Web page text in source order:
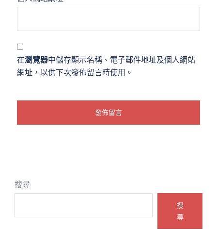
在瀏覽器中儲存顯示名稱、電子郵件地址及個人網站
網址，以供下次發佈留言時使用。
搜尋
搜
尋